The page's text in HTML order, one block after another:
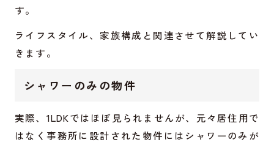
す。
ライフスタイル、家族構成と関連させて解説してい
きます。
シャワーのみの物件
実際、1LDKではほぼ見られませんが、元々居住用で
はなく事務所に設計された物件にはシャワーのみが